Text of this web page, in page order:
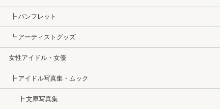
┣ パンフレット
┗ アーティストグッズ
女性アイドル・女優
┣ アイドル写真集・ムック
┣ 文庫写真集